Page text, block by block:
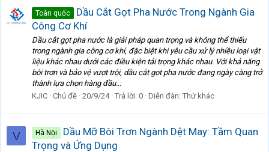
Toàn quốc
Dầu Cắt Gọt Pha Nước Trong Ngành Gia
Công Cơ Khí
Dầu cắt gọt pha nước là giải pháp quan trọng và không thể thiếu
trong ngành gia công cơ khí, đặc biệt khi yêu cầu xử lý nhiều loại vật
liệu khác nhau dưới các điều kiện tải trọng khác nhau. Với khả năng
bôi trơn và bảo vệ vượt trội, dầu cắt gọt pha nước đang ngày càng trở
thành lựa chọn hàng đầu...
KJIC Chủ đề 20/9/24 Trả lời: 0 Diễn đàn: Thứ khác
V Hà Nội
Dầu Mỡ Bôi Trơn Ngành Dệt May: Tầm Quan
Trọng và Ứng Dụng